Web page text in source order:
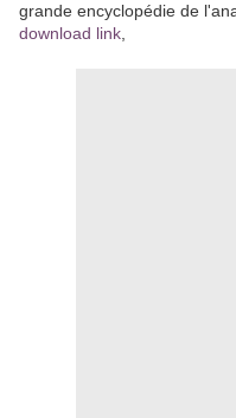
grande encyclopédie de
download link,